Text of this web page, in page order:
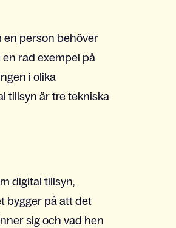
en person behöver
rad exempel på
i olika
tillsyn är tre tekniska
digital tillsyn,
bygger på att det
sig och vad hen